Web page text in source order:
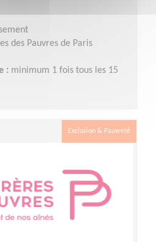
des Pauvres de Paris
: minimum 1 fois tous les 15
Exclusion & Pauvreté